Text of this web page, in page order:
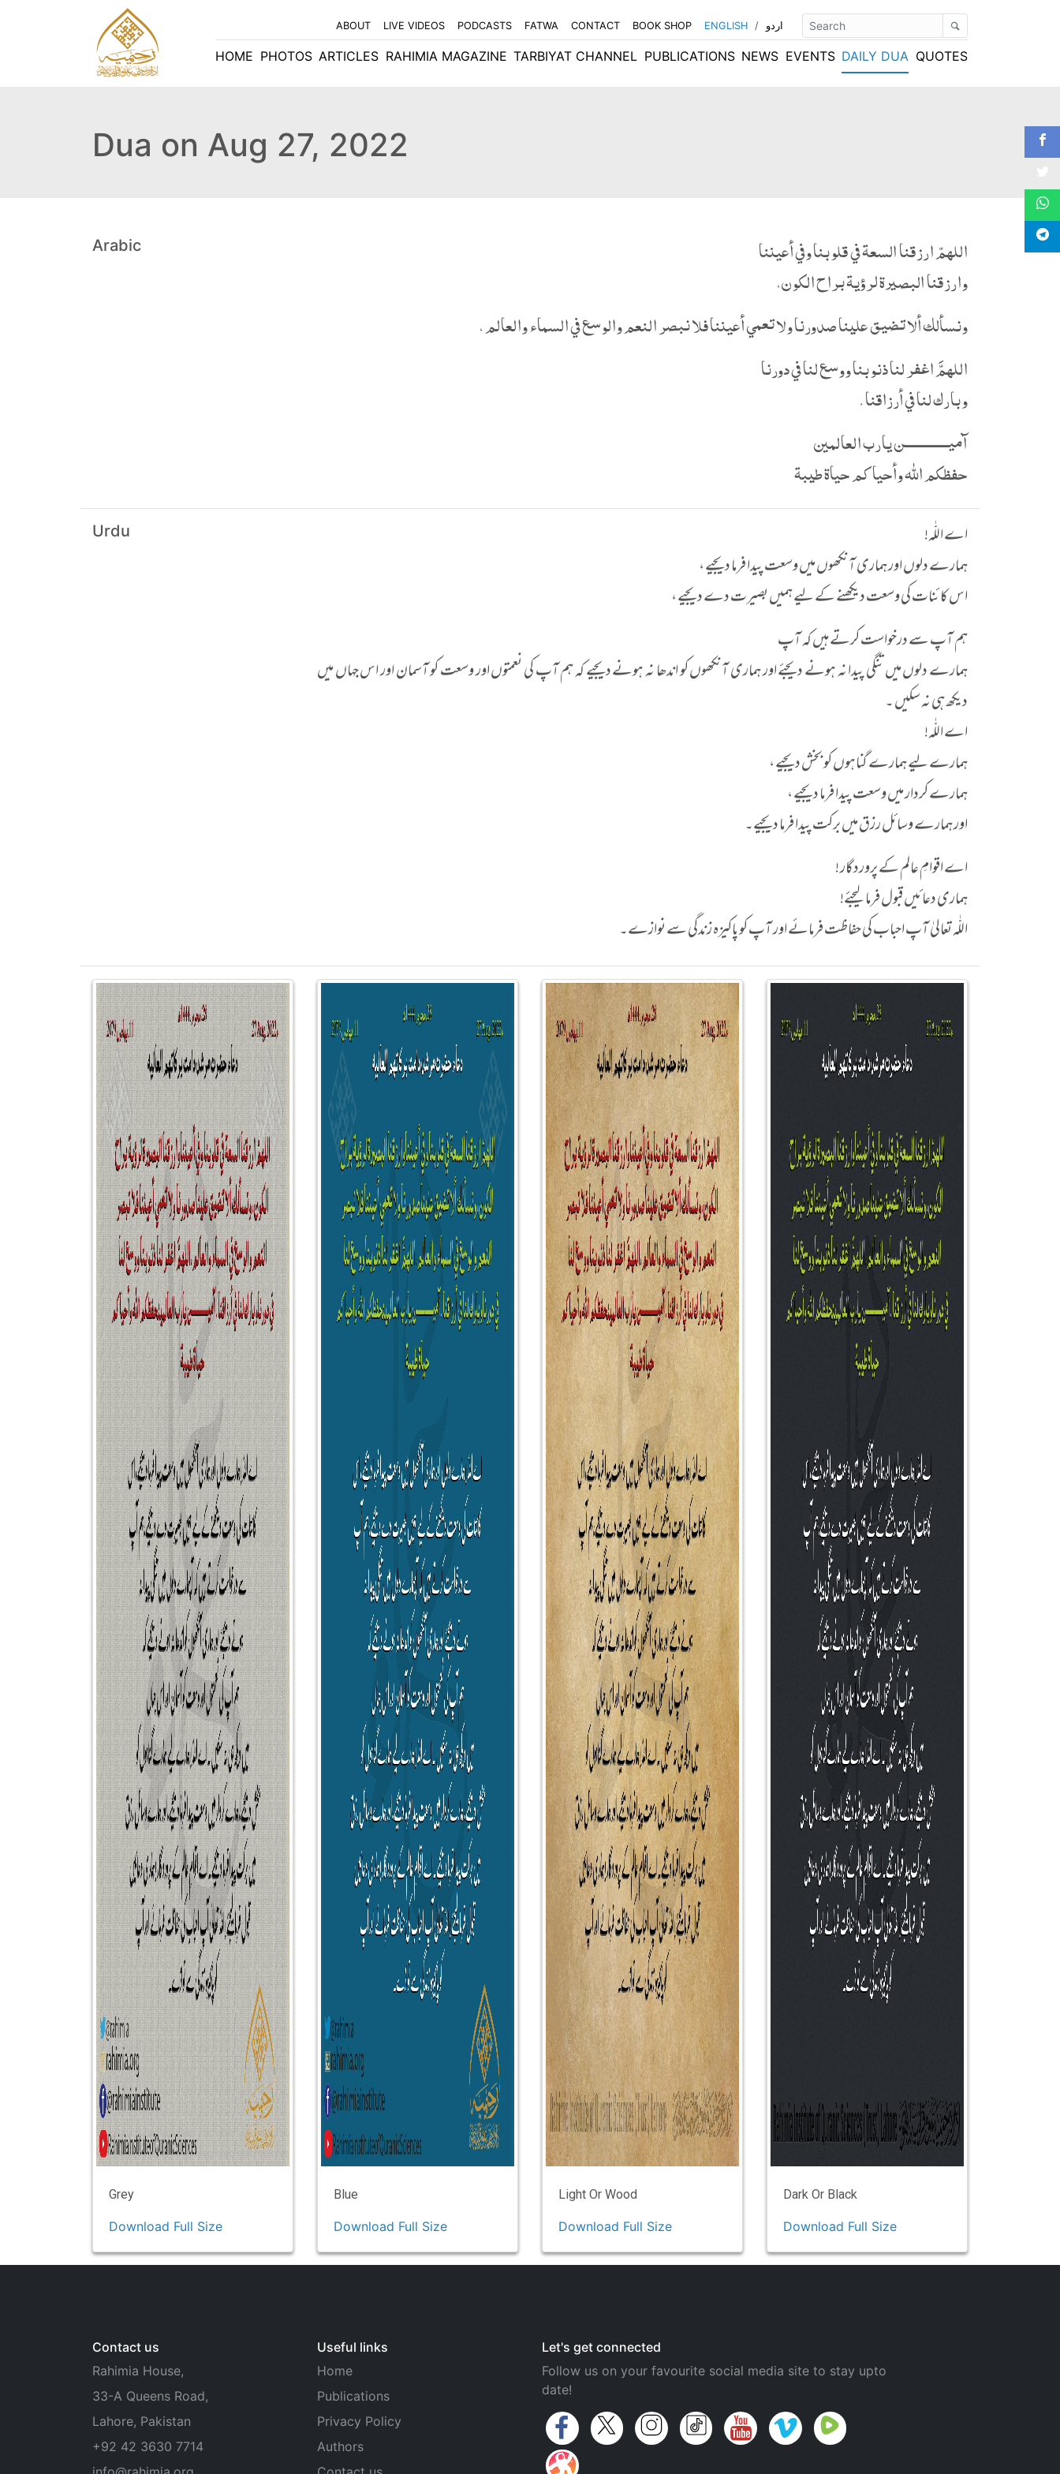
ABOUT LIVE VIDEOS PODCASTS FATWA CONTACT BOOK SHOP ENGLISH / اردو
HOME PHOTOS ARTICLES RAHIMIA MAGAZINE TARBIYAT CHANNEL PUBLICATIONS NEWS EVENTS DAILY DUA QUOTES
Dua on Aug 27, 2022
Arabic
اللهمّ ارزقنا السعة في قلوبنا وفي أعيننا
وارزقنا البصيرة لرؤية براح الكون،
ونسألك ألا تضيق علينا صدورنا ولا تعمي أعيننا فلا نبصر النعم والوسع في السماء والعالم ،
اللهمَّ اغفر لنا ذنوبنا ووسع لنا في دورنا
وبارك لنا في أرزاقنا .
آميــــــــــــــن يارب العالمين
حفظكم الله وأحياكم حياة طيبة
Urdu
اے اللّٰہ!
ہمارے دلوں اور ہماری آنکھوں میں وسعت پیدا فرما دیجیے ،
اس کائنات کی وسعت دیکھنے کے لیے ہمیں بصیرت دے دیجیے ،
ہم آپ سے درخواست کرتے ہیں کہ آپ
ہمارے دلوں میں تنگی پیدا نہ ہونے دیجئے اور ہماری آنکھوں کو اندھا نہ ہونے دیجیے کہ ہم آپ کی نعمتوں اور وسعت کو آسمان اور اس جہاں میں
دیکھ ہی نہ سکیں ۔
اے اللّٰہ!
ہمارے لیے ہمارے گناہوں کو بخش دیجیے ،
ہمارے کردار میں وسعت پیدا فرما دیجیے ،
اور ہمارے وسائل رزق میں برکت پیدا فرما دیجیے۔
اے اقوامِ عالم کے پروردگار !
ہماری دعائیں قبول فرما لیجئے!
اللّٰہ تعالیٰ آپ احباب کی حفاظت فرمائے اور آپ کو پاکیزہ زندگی سے نوازے۔
Grey
Download Full Size
Blue
Download Full Size
Light Or Wood
Download Full Size
Dark Or Black
Download Full Size
Contact us
Rahimia House,
33-A Queens Road,
Lahore, Pakistan
+92 42 3630 7714
Useful links
Home
Publications
Privacy Policy
Authors
Let's get connected
Follow us on your favourite social media site to stay upto
date!